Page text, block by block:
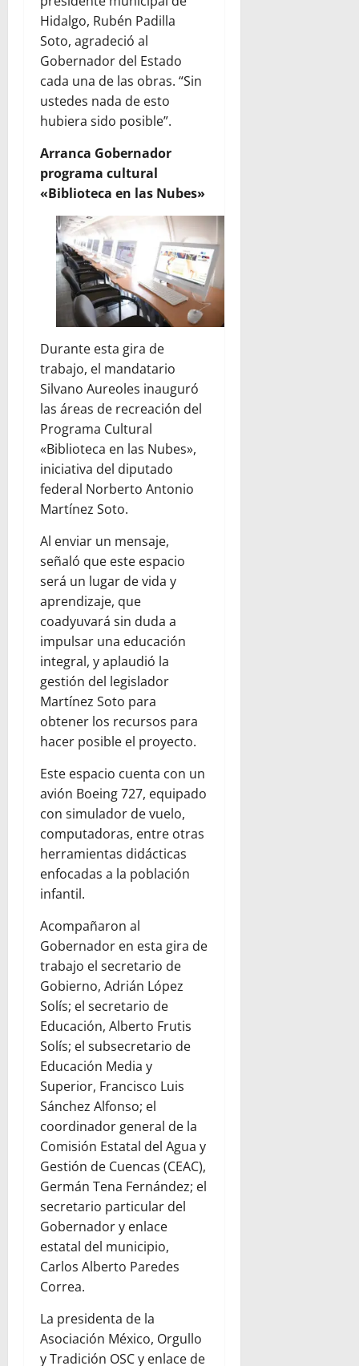
Hidalgo, Rubén Padilla
Soto, agradeció al
Gobernador del Estado
cada una de las obras. “Sin
ustedes nada de esto
hubiera sido posible”.
Arranca Gobernador
programa cultural
«Biblioteca en las Nubes»
Durante esta gira de
trabajo, el mandatario
Silvano Aureoles inauguró
las áreas de recreación del
Programa Cultural
«Biblioteca en las Nubes»,
iniciativa del diputado
federal Norberto Antonio
Martínez Soto.
Al enviar un mensaje,
señaló que este espacio
será un lugar de vida y
aprendizaje, que
coadyuvará sin duda a
impulsar una educación
integral, y aplaudió la
gestión del legislador
Martínez Soto para
obtener los recursos para
hacer posible el proyecto.
Este espacio cuenta con un
avión Boeing 727, equipado
con simulador de vuelo,
computadoras, entre otras
herramientas didácticas
enfocadas a la población
infantil.
Acompañaron al
Gobernador en esta gira de
trabajo el secretario de
Gobierno, Adrián López
Solís; el secretario de
Educación, Alberto Frutis
Solís; el subsecretario de
Educación Media y
Superior, Francisco Luis
Sánchez Alfonso; el
coordinador general de la
Comisión Estatal del Agua y
Gestión de Cuencas (CEAC),
Germán Tena Fernández; el
secretario particular del
Gobernador y enlace
estatal del municipio,
Carlos Alberto Paredes
Correa.
La presidenta de la
Asociación México, Orgullo
y Tradición OSC y enlace de